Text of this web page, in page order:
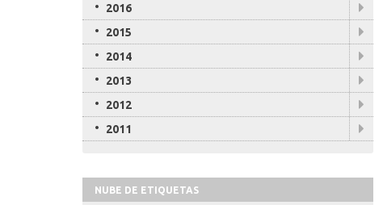
2016
2015
2014
2013
2012
2011
NUBE DE ETIQUETAS